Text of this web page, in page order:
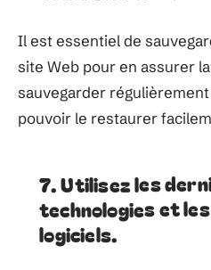
Il est essentiel de
site Web pour en assurer
sauvegarder
pouvoir le restaurer
7. Utilisez les
technologies et
logiciels.